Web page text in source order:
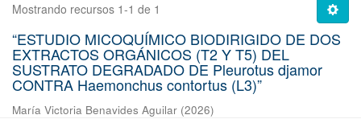
Mostrando recursos 1-1 de 1
“ESTUDIO MICOQUÍMICO BIODIRIGIDO DE DOS
EXTRACTOS ORGÁNICOS (T2 Y T5) DEL
SUSTRATO DEGRADADO DE Pleurotus djamor
CONTRA Haemonchus contortus (L3)”
María Victoria Benavides Aguilar (2026)